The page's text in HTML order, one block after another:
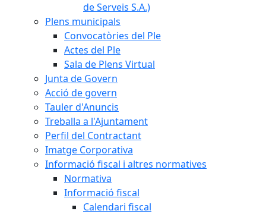
de Serveis S.A.)
Plens municipals
Convocatòries del Ple
Actes del Ple
Sala de Plens Virtual
Junta de Govern
Acció de govern
Tauler d'Anuncis
Treballa a l'Ajuntament
Perfil del Contractant
Imatge Corporativa
Informació fiscal i altres normatives
Normativa
Informació fiscal
Calendari fiscal